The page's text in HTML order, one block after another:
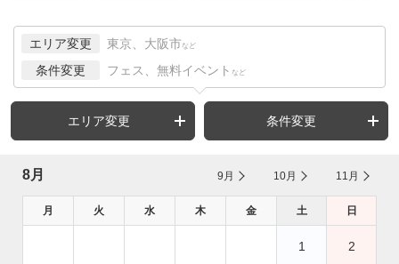
エリア変更 東京、大阪市 など
条件変更 フェス、無料イベント など
エリア変更 条件変更
8月 9月 10月 11月
月 火 水 木 金 土 日
1 2